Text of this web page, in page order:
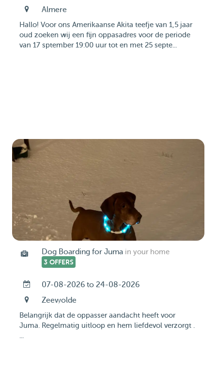
Almere
Hallo! Voor ons Amerikaanse Akita teefje van 1,5 jaar
oud zoeken wij een fijn oppasadres voor de periode
van 17 sptember 19:00 uur tot en met 25 septe...
Dog Boarding for Juma in your home
3 OFFERS
07-08-2026 to 24-08-2026
Zeewolde
Belangrijk dat de oppasser aandacht heeft voor
Juma. Regelmatig uitloop en hem liefdevol verzorgt .
...